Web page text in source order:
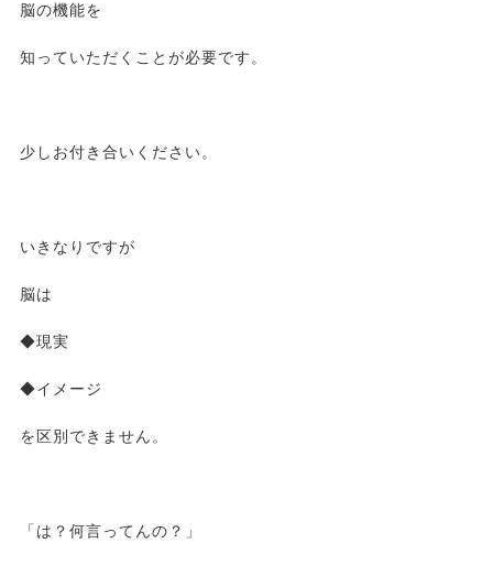
脳の機能を
知っていただくことが必要です。
少しお付き合いください。
いきなりですが
脳は
◆現実
◆イメージ
を区別できません。
「は？何言ってんの？」